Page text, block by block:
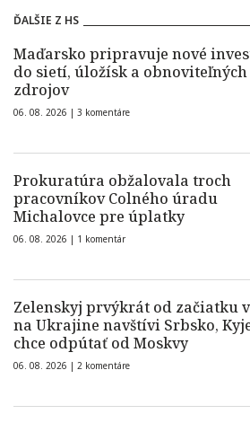
ĎALŠIE Z HS
Maďarsko pripravuje nové
do sietí, úložísk a obnoviteľných
zdrojov
06. 08. 2026 | 3 komentáre
Prokuratúra obžalovala troch
pracovníkov Colného úradu
Michalovce pre úplatky
06. 08. 2026 | 1 komentár
Zelenskyj prvýkrát od začiatku
na Ukrajine navštívi Srbsko,
chce odpútať od Moskvy
06. 08. 2026 | 2 komentáre